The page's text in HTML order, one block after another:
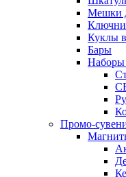
Мешки
Куклы
Бары
Наборы
Промо-